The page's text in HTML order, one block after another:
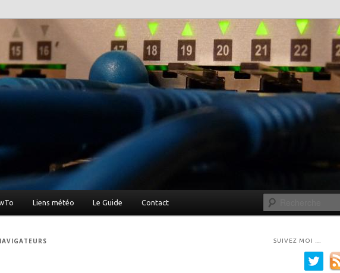
…
Liens météo Le Guide Contact
SUIVEZ MOI …